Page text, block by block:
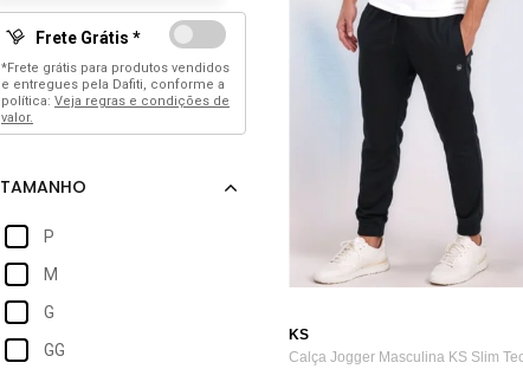
Frete Grátis *
*Frete grátis para produtos vendidos
e entregues pela Dafiti, conforme a
política: Veja regras e condições de
valor.
P
M
G
GG
KS